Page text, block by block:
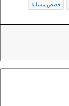
قصص مسلية